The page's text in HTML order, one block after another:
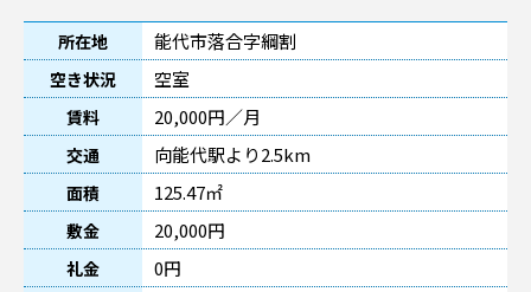
所在地 能代市落合字綱割
空き状況 空室
賃料 20,000円／月
交通 向能代駅より2.5km
面積 125.47㎡
敷金 20,000円
礼金 0円